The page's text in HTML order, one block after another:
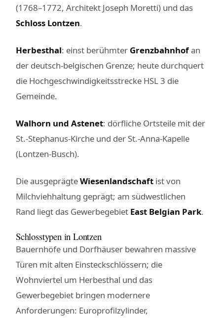
(1768–1772, Architekt Joseph Moretti) und das
Schloss Lontzen.
Herbesthal: einst berühmter Grenzbahnhofan
der deutsch-belgischen Grenze; heute durchquert
die Hochgeschwindigkeitsstrecke HSL 3 die
Gemeinde.
Walhorn und Astenet: dörfliche Ortsteile mit der
St.-Stephanus-Kirche und der St.-Anna-Kapelle
(Lontzen-Busch).
Die ausgeprägteWiesenlandschaft ist von
Milchviehhaltung geprägt; am südwestlichen
Rand liegt das Gewerbegebiet East Belgian Park.
Schlosstypen in Lontzen
Bauernhöfe und Dorfhäuser bewahren massive
Türen mit alten Einsteckschlössern; die
Wohnviertel um Herbesthal und das
Gewerbegebiet bringen modernere
Anforderungen: Europrofilzylinder,